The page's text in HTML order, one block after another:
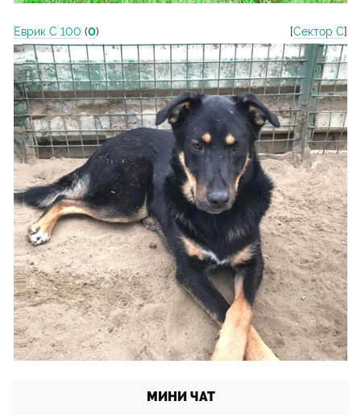
Еврик С 100 (0) [Сектор С]
МИНИ ЧАТ